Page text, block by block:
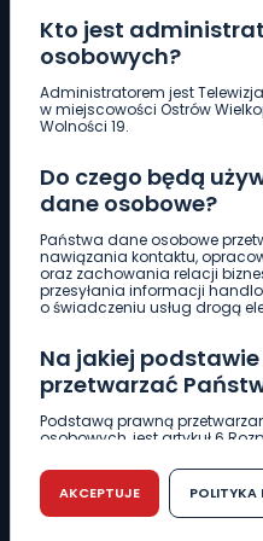
Kto jest
osobowych?
Administratorem jest
w miejscowości Ostrów
Wolności 19.
Do czego będą
dane osobowe?
Państwa dane osobowe
nawiązania kontaktu,
oraz zachowania relacji
przesyłania informacji
o świadczeniu usług drogą
Na jakiej
przetwarzać
Podstawą prawną
osobowych, jest artykuł 6
r. w sprawie ochrony osób
przetwarzaniem danych
swobodnego przepływu
dyrektywy 95/46/WE (RODO).
AKCEPTUJE POLITYKA
Pobierz logotyp
661 997 997
REDAKCJA
62 735 22 22
DZIAŁ REKLAMY
62 735 01 85
WIADOMOŚCI
CIEKAWOSTKI